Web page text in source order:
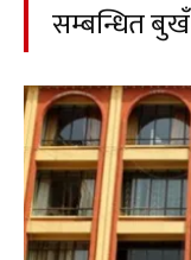
सम्बन्धित बुखँ